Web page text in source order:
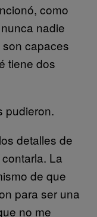
como
nadie
capaces
tiene dos
pudieron.
detalles de
La
de que
para ser una
no me